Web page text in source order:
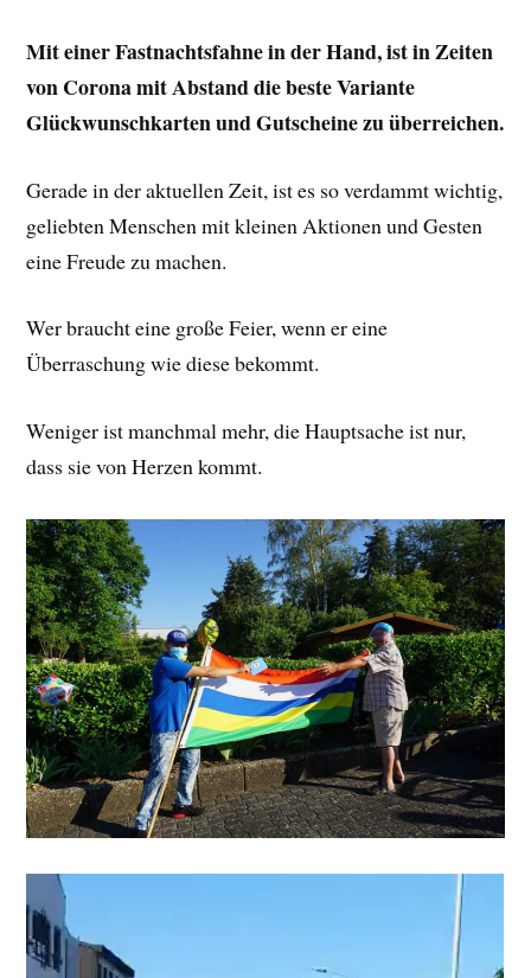
Mit einer Fastnachtsfahne in der Hand, ist in Zeiten
von Corona mit Abstand die beste Variante
Glückwunschkarten und Gutscheine zu überreichen.
Gerade in der aktuellen Zeit, ist es so verdammt wichtig,
geliebten Menschen mit kleinen Aktionen und Gesten
eine Freude zu machen.
Wer braucht eine große Feier, wenn er eine
Überraschung wie diese bekommt.
Weniger ist manchmal mehr, die Hauptsache ist nur,
dass sie von Herzen kommt.